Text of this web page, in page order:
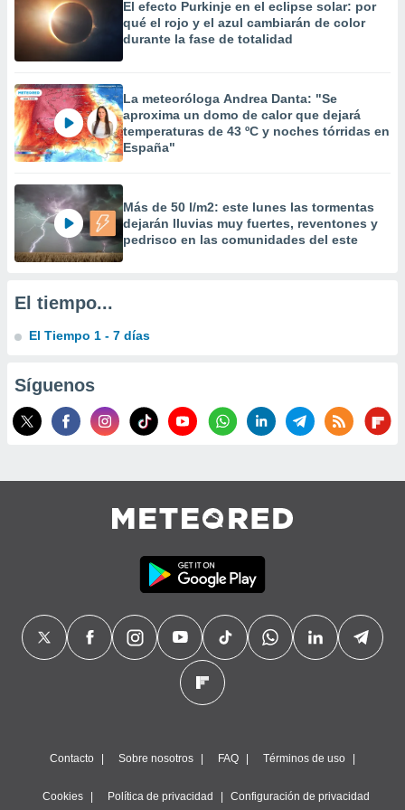
crear un
la
contenido
medir el
de la
el
del
de
o a través
de
de
con el
e
mediante
1199
El efecto Purkinje en el eclipse solar: por
qué el rojo y el azul cambiarán de color
durante la fase de totalidad
La meteoróloga Andrea Danta: "Se
aproxima un domo de calor que dejará
temperaturas de 43 ºC y noches tórridas en
España"
Más de 50 l/m2: este lunes las tormentas
dejarán lluvias muy fuertes, reventones y
pedrisco en las comunidades del este
El tiempo...
El Tiempo 1 - 7 días
Síguenos
Contacto Sobre nosotros FAQ Términos de uso
Cookies Política de privacidad Configuración de privacidad